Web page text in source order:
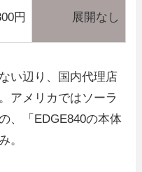
円 展開なし
い辺り、国内代理店
アメリカではソーラ
、「EDGE840の本体
。